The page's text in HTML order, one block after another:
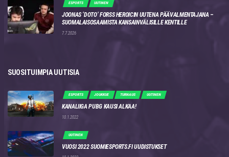
ESPORTS UUTINEN
JOONAS ‘DOTO’ FORSS HEROICIN UUTENA PÄÄVALMENTAJANA –
SUOMALAISOSAAMISTA KANSAINVÄLISILLE KENTILLE
7.7.2026
SUOSITUIMPIA UUTISIA
ESPORTS JOUKKUE TURNAUS UUTINEN
KANALIIGA PUBG KAUSI ALKAA!
10.1.2022
UUTINEN
VUOSI 2022 SUOMIESPORTS.FI UUDISTUKSET